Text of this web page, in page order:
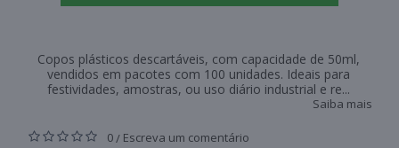
Copos plásticos descartáveis, com capacidade de 50ml,
vendidos em pacotes com 100 unidades. Ideais para
festividades, amostras, ou uso diário industrial e re...
Saiba mais
0 / Escreva um comentário